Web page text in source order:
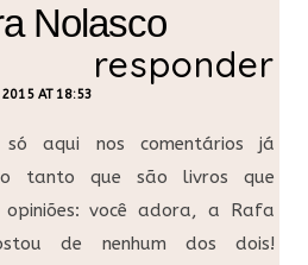
Nolasco
2015 AT 18:53
responder
só aqui nos comentários já
o tanto que são livros que
opiniões: você adora, a Rafa
de nenhum dos dois!